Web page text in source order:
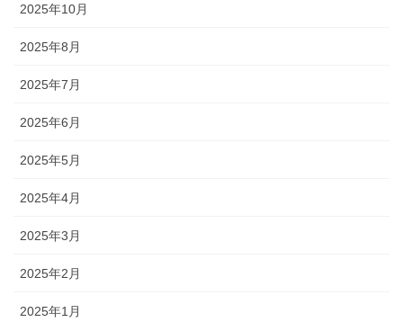
2025年10月
2025年8月
2025年7月
2025年6月
2025年5月
2025年4月
2025年3月
2025年2月
2025年1月